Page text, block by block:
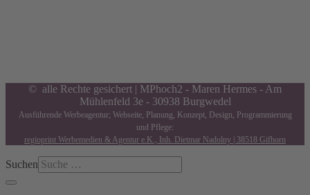
© alle Rechte gesichert | MPhoch2 - Maren Hermes - Am
Mühlenfeld 3e - 30938 Burgwedel
Ausführende Werbeagentur; Webseite, Planung, Konzept, Design, Programmierung
und Pflege:
regioprint Werbemedien & Agentur e.K., Inh. Dietmar Nadolny | 38518 Gifhorn
Suchen